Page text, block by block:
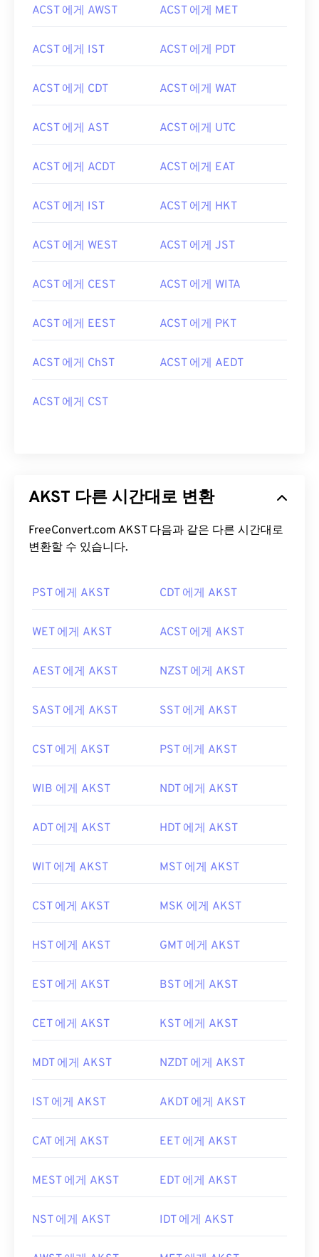
ACST 에게 AWST ACST 에게 MET
ACST 에게 IST ACST 에게 PDT
ACST 에게 CDT ACST 에게 WAT
ACST 에게 AST ACST 에게 UTC
ACST 에게 ACDT ACST 에게 EAT
ACST 에게 IST ACST 에게 HKT
ACST 에게 WEST ACST 에게 JST
ACST 에게 CEST ACST 에게 WITA
ACST 에게 EEST ACST 에게 PKT
ACST 에게 ChST ACST 에게 AEDT
ACST 에게 CST
AKST 다른 시간대로 변환
FreeConvert.com AKST 다음과 같은 다른 시간대로
변환할 수 있습니다.
PST 에게 AKST CDT 에게 AKST
WET 에게 AKST ACST 에게 AKST
AEST 에게 AKST NZST 에게 AKST
SAST 에게 AKST SST 에게 AKST
CST 에게 AKST PST 에게 AKST
WIB 에게 AKST NDT 에게 AKST
ADT 에게 AKST HDT 에게 AKST
WIT 에게 AKST MST 에게 AKST
CST 에게 AKST MSK 에게 AKST
HST 에게 AKST GMT 에게 AKST
EST 에게 AKST BST 에게 AKST
CET 에게 AKST KST 에게 AKST
MDT 에게 AKST NZDT 에게 AKST
IST 에게 AKST AKDT 에게 AKST
CAT 에게 AKST EET 에게 AKST
MEST 에게 AKST EDT 에게 AKST
NST 에게 AKST IDT 에게 AKST